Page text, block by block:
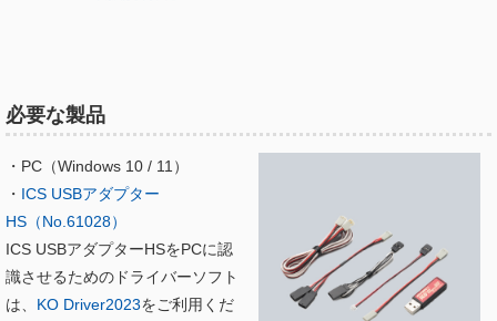
必要な製品
・PC（Windows 10 / 11）
・ ICS USBアダプター
HS（No.61028）
ICS USBアダプターHSをPCに認
識させるためのドライバーソフト
は、 KO Driver2023をご利用くだ